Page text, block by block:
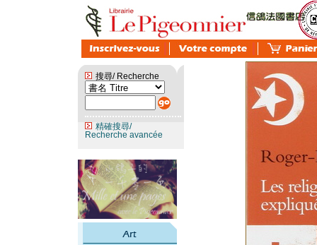
搜尋/ Recherche
精確搜尋/
Recherche avancée